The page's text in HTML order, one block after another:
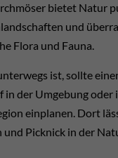
bietet Natur
und
Flora und Fauna.
ist, sollte
in der Umgebung oder
einplanen. Dort
und Picknick in der